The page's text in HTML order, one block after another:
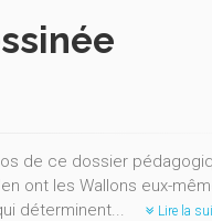
de ce dossier
ont les Wallons eux-
déterminent...
Lire la